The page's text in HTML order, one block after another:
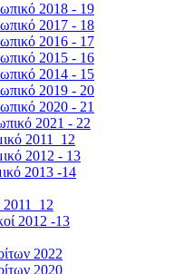
2018 - 19
2017 - 18
2016 - 17
2015 - 16
2014 - 15
2019 - 20
2020 - 21
2021 - 22
2011_12
2012 - 13
2013 -14
2012 -13
2022
2020